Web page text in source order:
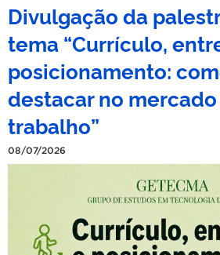
Divulgação da
tema “Currículo,
posicionamento:
destacar no
trabalho”
08/07/2026